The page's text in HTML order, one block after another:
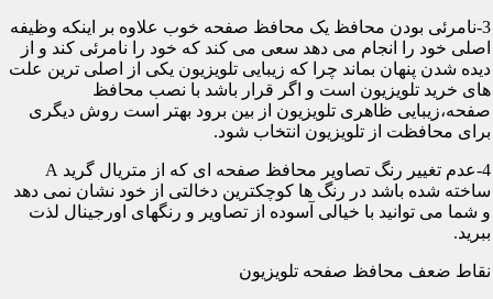
3-نامرئی بودن محافظ یک محافظ صفحه خوب علاوه بر اینکه وظیفه
اصلی خود را انجام می دهد سعی می کند که خود را نامرئی کند و از
دیده شدن پنهان بماند چرا که زیبایی تلویزیون یکی از اصلی ترین علت
های خرید تلویزیون است و اگر قرار باشد با نصب محافظ
صفحه،زیبایی ظاهری تلویزیون از بین برود بهتر است روش دیگری
برای محافظت از تلویزیون انتخاب شود.
4-عدم تغییر رنگ تصاویر محافظ صفحه ای که از متریال گرید A
ساخته شده باشد در رنگ ها کوچکترین دخالتی از خود نشان نمی دهد
و شما می توانید با خیالی آسوده از تصاویر و رنگهای اورجینال لذت
ببرید.
نقاط ضعف محافظ صفحه تلویزیون